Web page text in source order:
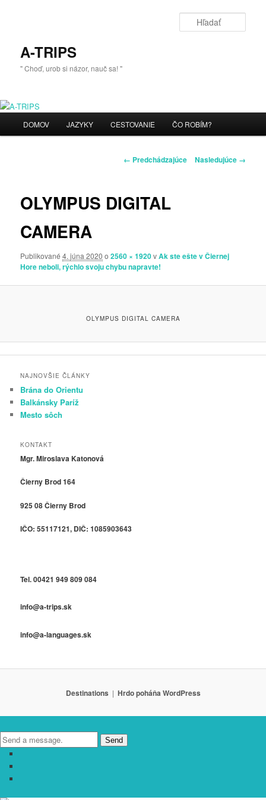
A-TRIPS
" Choď, urob si názor, nauč sa! "
DOMOV JAZYKY CESTOVANIE ČO ROBÍM?
Navigácia
← Predchádzajúce Nasledujúce →
OLYMPUS DIGITAL
CAMERA
Publikované4. júna 2020 o2560 × 1920vAk ste ešte v Čiernej
Hore neboli, rýchlo svoju chybu napravte!
OLYMPUS DIGITAL CAMERA
NAJNOVŠIE ČLÁNKY
Brána do Orientu
Balkánsky Paríž
Mesto sôch
KONTAKT
Mgr. Miroslava Katonová
Čierny Brod 164
925 08 Čierny Brod
IČO: 55117121, DIČ: 1085903643
Tel. 00421 949 809 084
info@a-trips.sk
info@a-languages.sk
Destinations Hrdo poháňa WordPress
Send